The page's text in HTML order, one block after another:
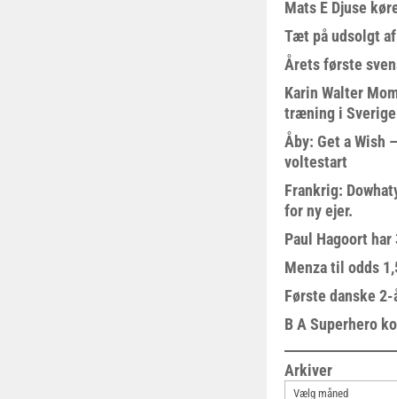
Mats E Djuse
Tæt på udsolgt
Årets første
Karin Walter
træning i Sverige
Åby: Get a Wish
voltestart
Frankrig:
for ny ejer.
Paul Hagoort
Menza til odds
Første danske
B A Superhero
Arkiver